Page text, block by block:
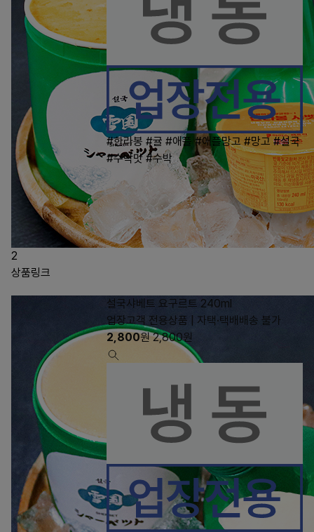
2
#한라봉 #귤 #애플 #애플망고 #망고 #설국
#수박맛 #수박
상품링크
설국샤베트 요구르트 240ml
업장고객 전용상품 | 자택·택배배송 불가
2,800원 2,800원